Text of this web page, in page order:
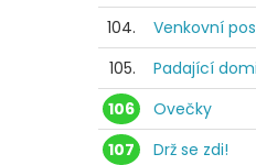
104.
Venkovní
105.
Padající
106
Ovečky
107
Drž se zdi!